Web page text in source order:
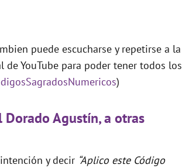
puede escucharse y repetirse a la
de YouTube para poder tener todos los
)
Dorado Agustín, a otras
y decir “Aplico este Código